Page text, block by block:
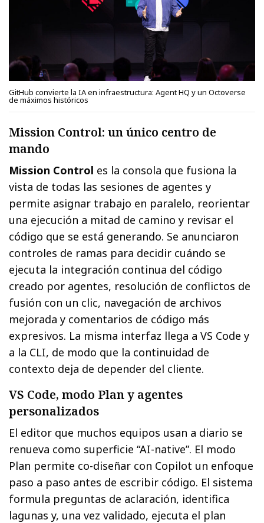
GitHub convierte la IA en infraestructura: Agent HQ y un Octoverse
de máximos históricos
Mission Control: un único centro de
mando
Mission Control es la consola que fusiona la
vista de todas las sesiones de agentes y
permite asignar trabajo en paralelo, reorientar
una ejecución a mitad de camino y revisar el
código que se está generando. Se anunciaron
controles de ramas para decidir cuándo se
ejecuta la integración continua del código
creado por agentes, resolución de conflictos de
fusión con un clic, navegación de archivos
mejorada y comentarios de código más
expresivos. La misma interfaz llega a VS Code y
a la CLI, de modo que la continuidad de
contexto deja de depender del cliente.
VS Code, modo Plan y agentes
personalizados
El editor que muchos equipos usan a diario se
renueva como superficie “AI-native”. El modo
Plan permite co-diseñar con Copilot un enfoque
paso a paso antes de escribir código. El sistema
formula preguntas de aclaración, identifica
lagunas y, una vez validado, ejecuta el plan